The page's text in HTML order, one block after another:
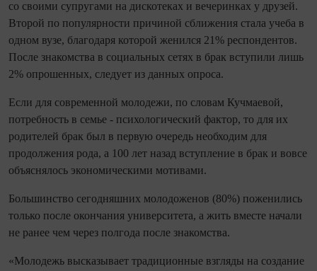
со своими супругами на дискотеках и вечеринках у друзей.
Второй по популярности причиной сближения стала учеба в
одном вузе, благодаря которой женился 21% респондентов.
После знакомства в социальных сетях в брак вступили лишь
2% опрошенных, следует из данных опроса.
Если для современной молодежи, по словам Кучмаевой,
потребность в семье - психологический фактор, то для их
родителей брак был в первую очередь необходим для
продолжения рода, а 100 лет назад вступление в брак и вовсе
объяснялось экономическими мотивами.
Большинство сегодняшних молодоженов (80%) поженились
только после окончания университета, а жить вместе начали
не ранее чем через полгода после знакомства.
«Молодежь высказывает традиционные взгляды на создание